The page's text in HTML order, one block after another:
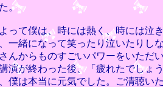
。
って僕は、時には熱く、時には泣
一緒になって笑ったり泣いたりし
んからものすごいパワーをいただ
演が終わった後、「疲れたでしょ
僕は本当に元気でした。ご清聴い